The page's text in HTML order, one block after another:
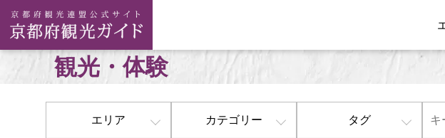
観光・体験
エリア カテゴリー タグ